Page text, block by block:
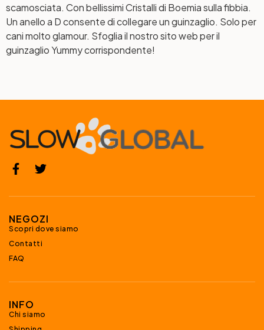
scamosciata. Con bellissimi Cristalli di Boemia sulla fibbia.
Un anello a D consente di collegare un guinzaglio. Solo per
cani molto glamour. Sfoglia il nostro sito web per il
guinzaglio Yummy corrispondente!
NEGOZI
Scopri dove siamo
Contatti
FAQ
INFO
Chi siamo